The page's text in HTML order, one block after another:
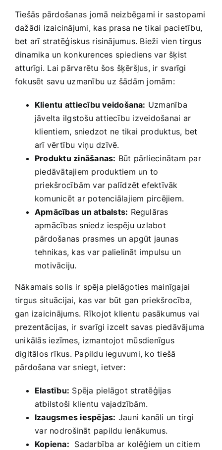
Tiešās pārdošanas ⁤jomā neizbēgami ir sastopami
dažādi izaicinājumi, kas prasa ne tikai‌ pacietību,
bet arī stratēģiskus⁤ risinājumus. Bieži vien⁤ tirgus
dinamika‍ un konkurences spiediens var šķist
atturīgi. Lai pārvarētu šos ‌šķēršļus, ir svarīgi⁣
fokusēt savu uzmanību uz šādām jomām:
Klientu attiecību veidošana: Uzmanība
jāvelta ilgstošu attiecību izveidošanai⁣ ar
klientiem, sniedzot ne​ tikai produktus, bet
arī vērtību viņu dzīvē.
Produktu zināšanas: Būt pārliecinātam par
piedāvātajiem produktiem un to
priekšrocībām var palīdzēt efektīvāk
komunicēt ar potenciālajiem pircējiem.
Apmācības un atbalsts: Regulāras
apmācības ​sniedz iespēju⁣ uzlabot
pārdošanas prasmes un apgūt jaunas
tehnikas, kas var palielināt impulsu un
‍motivāciju.
Nākamais solis ir⁣ spēja pielāgoties mainīgajai
tirgus⁣ situācijai, ⁢kas var būt gan priekšrocība,
gan izaicinājums. ⁣Rīkojot klientu pasākumus vai‌
prezentācijas, ir⁢ svarīgi ​izcelt savas piedāvājuma
unikālās iezīmes, ⁣izmantojot​ mūsdienīgus
digitālos rīkus. Papildu ieguvumi, ko tiešā
pārdošana var sniegt, ietver:
Elastību: Spēja‍ pielāgot⁢ stratēģijas
atbilstoši klientu ​vajadzībām.
Izaugsmes iespējas: Jauni kanāli ​un ⁣tirgi
⁤var nodrošināt papildu ienākumus.
Kopiena: ​ Sadarbība ​ar kolēģiem un citiem